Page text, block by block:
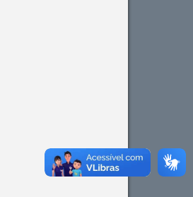
describing whether it
supports, mentions, or